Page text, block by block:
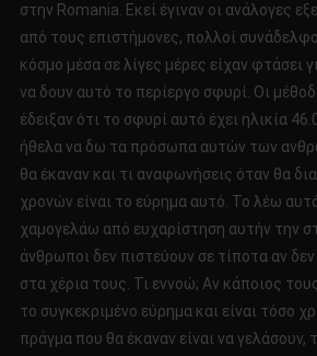
στην Romania. Εκεί έγιναν οι ανάλογες
από τους επιστήμονες, πολλοί
κόσμο μέσα σε λίγες μέρες είχαν φτάσει
να δουν αυτό το περίεργο σφυρί. Οι
έδειξαν ότι το σφυρί αυτό έχει ηλικία
ήθελα να δω τα πρόσωπα αυτών των
θα έκαναν και τι αναφωνήσεις όταν θα
χρονών είναι το εύρημα αυτό. Το λέω
χαμογελάω από ευχαρίστηση αυτήν την
άνθρωποι δεν πιστεύουν σε τίποτα αν δεν
στα χέρια τους. Τι εννοώ; Αν κάποιος
το συγκεκριμένο εύρημα και είναι τόσο
πράγμα που θα έκαναν είναι να γελάσουν,